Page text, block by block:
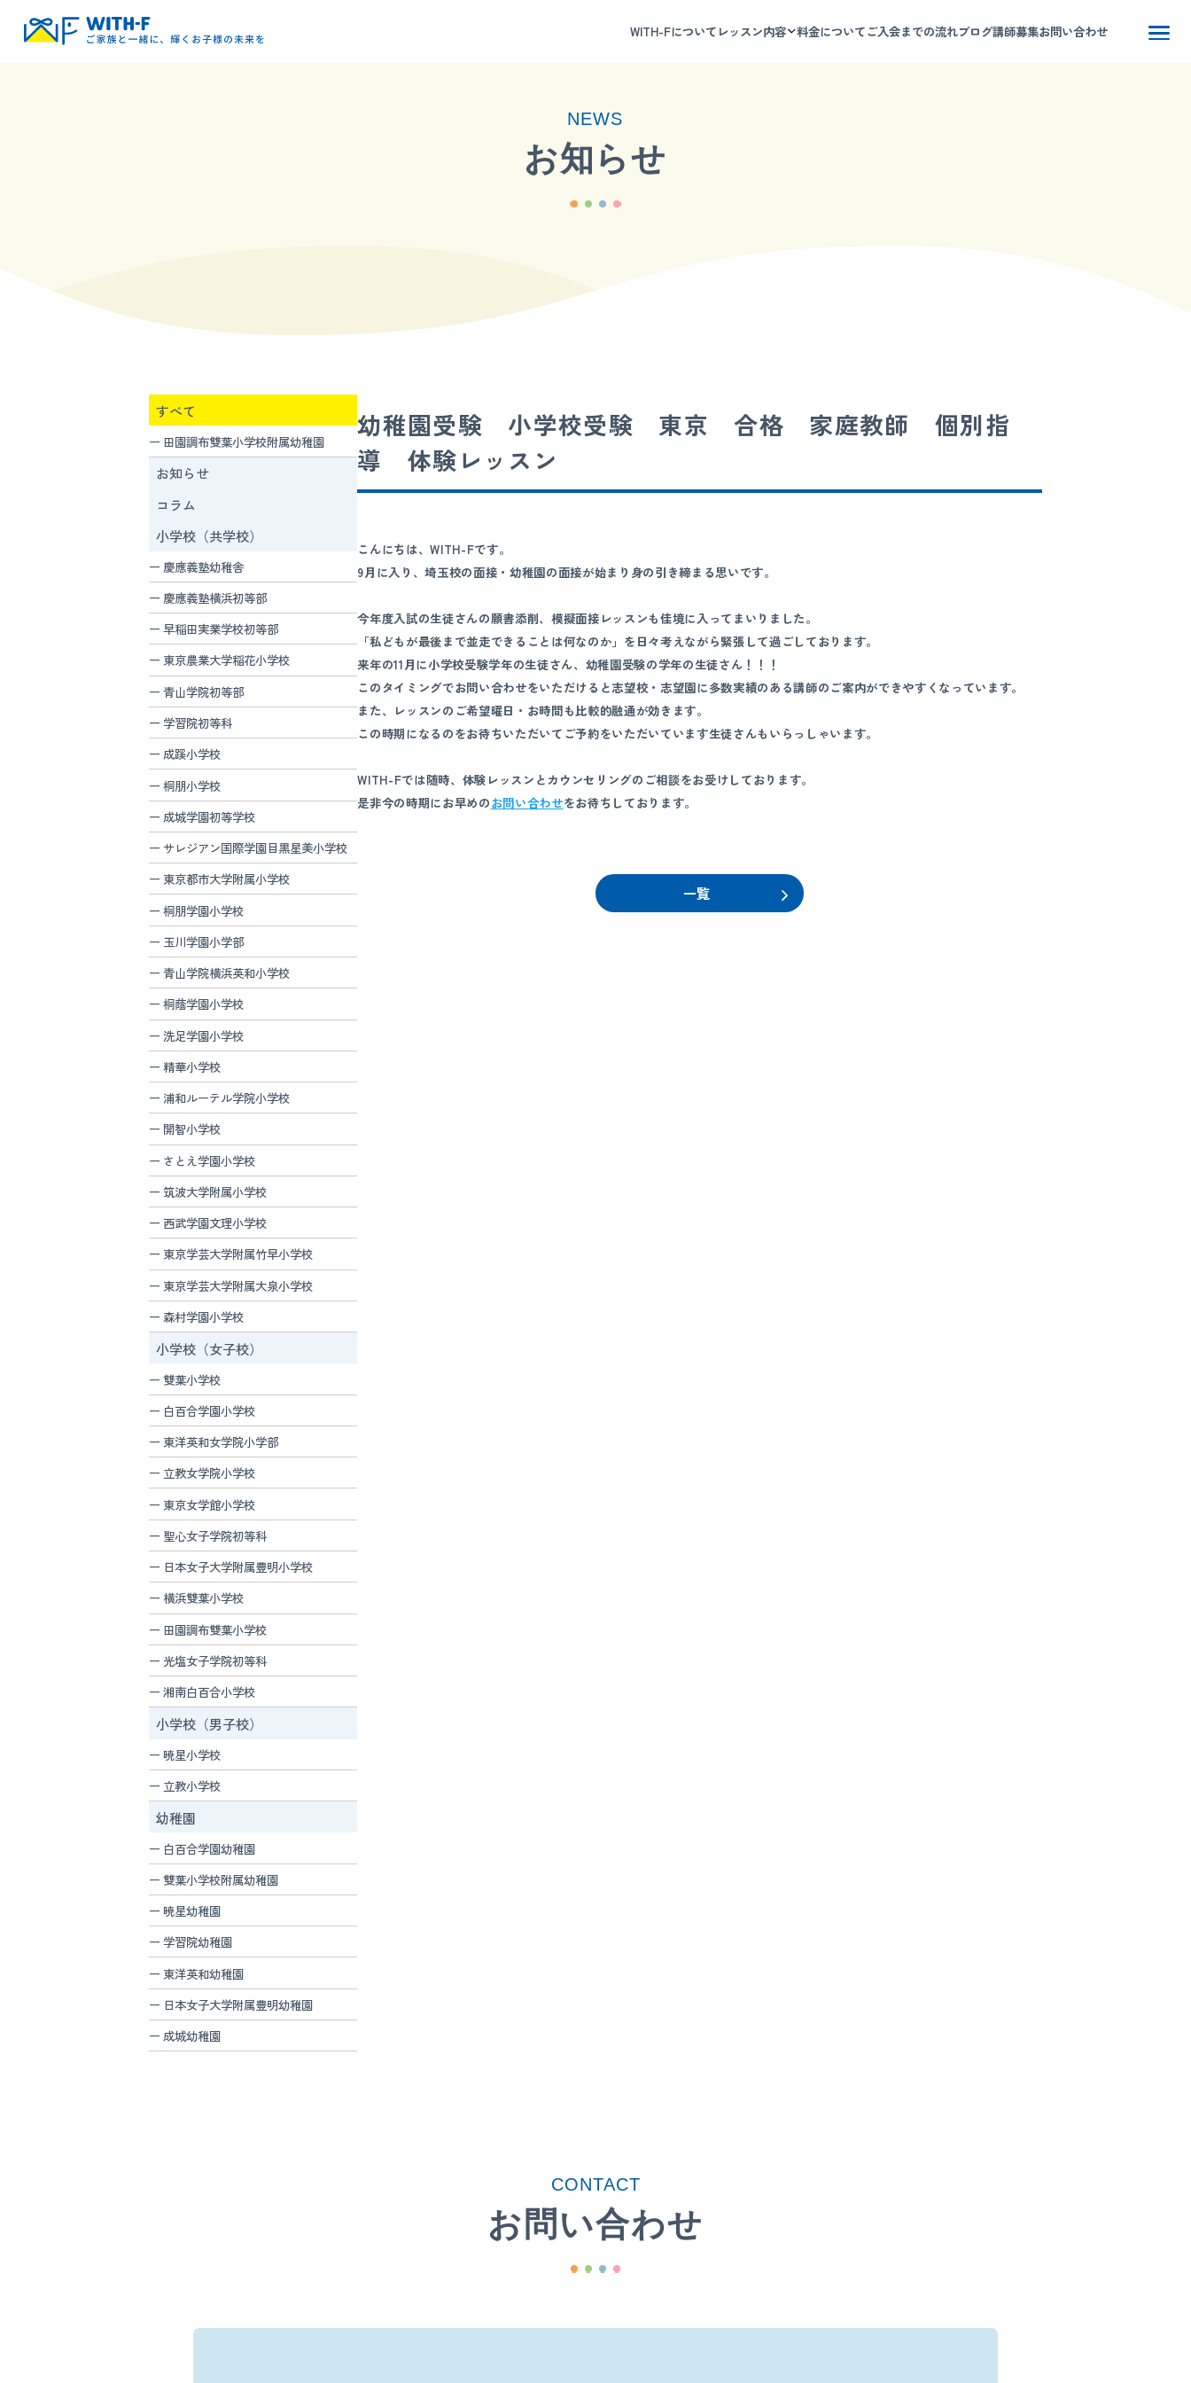
WITH-Fについて レッスン内容 料金についてご入会までの流れブログ講師募集お問い合わせ
NEWS
お知らせ
すべて
田園調布雙葉小学校附属幼稚園
お知らせ
コラム
小学校（共学校）
慶應義塾幼稚舎
慶應義塾横浜初等部
早稲田実業学校初等部
東京農業大学稲花小学校
青山学院初等部
学習院初等科
成蹊小学校
桐朋小学校
成城学園初等学校
サレジアン国際学園目黒星美小学校
東京都市大学附属小学校
桐朋学園小学校
玉川学園小学部
青山学院横浜英和小学校
桐蔭学園小学校
洗足学園小学校
精華小学校
浦和ルーテル学院小学校
開智小学校
さとえ学園小学校
筑波大学附属小学校
西武学園文理小学校
東京学芸大学附属竹早小学校
東京学芸大学附属大泉小学校
森村学園小学校
小学校（女子校）
雙葉小学校
白百合学園小学校
東洋英和女学院小学部
立教女学院小学校
東京女学館小学校
聖心女子学院初等科
日本女子大学附属豊明小学校
横浜雙葉小学校
田園調布雙葉小学校
光塩女子学院初等科
湘南白百合小学校
小学校（男子校）
暁星小学校
立教小学校
幼稚園
白百合学園幼稚園
雙葉小学校附属幼稚園
暁星幼稚園
学習院幼稚園
東洋英和幼稚園
日本女子大学附属豊明幼稚園
成城幼稚園
幼稚園受験 小学校受験 東京 合格 家庭教師 個別指
導 体験レッスン
こんにちは、WITH-Fです。
9月に入り、埼玉校の面接・幼稚園の面接が始まり身の引き締まる思いです。
今年度入試の生徒さんの願書添削、模擬面接レッスンも佳境に入ってまいりました。
「私どもが最後まで並走できることは何なのか」を日々考えながら緊張して過ごしております。
来年の11月に小学校受験学年の生徒さん、幼稚園受験の学年の生徒さん！！！
このタイミングでお問い合わせをいただけると志望校・志望園に多数実績のある講師のご案内ができやすくなっています。
また、レッスンのご希望曜日・お時間も比較的融通が効きます。
この時期になるのをお待ちいただいてご予約をいただいています生徒さんもいらっしゃいます。
WITH-Fでは随時、体験レッスンとカウンセリングのご相談をお受けしております。
是非今の時期にお早めのお問い合わせをお待ちしております。
一覧
CONTACT
お問い合わせ